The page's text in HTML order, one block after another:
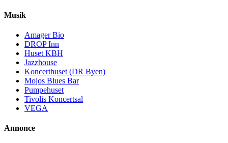
Musik
Amager Bio
DROP Inn
Huset KBH
Jazzhouse
Koncerthuset (DR Byen)
Mojos Blues Bar
Pumpehuset
Tivolis Koncertsal
VEGA
Annonce